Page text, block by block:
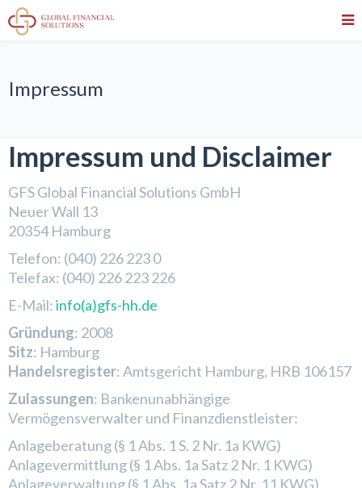
Impressum
Impressum und Disclaimer
GFS Global Financial Solutions GmbH
Neuer Wall 13
20354 Hamburg
Telefon: (040) 226 223 0
Telefax: (040) 226 223 226
E-Mail: info(a)gfs-hh.de
Gründung: 2008
Sitz: Hamburg
Handelsregister: Amtsgericht Hamburg, HRB 106157
Zulassungen: Bankenunabhängige
Vermögensverwalter und Finanzdienstleister:
Anlageberatung (§ 1 Abs. 1 S. 2 Nr. 1a KWG)
Anlagevermittlung (§ 1 Abs. 1a Satz 2 Nr. 1 KWG)
Anlageverwaltung (§ 1 Abs. 1a Satz 2 Nr. 11 KWG)